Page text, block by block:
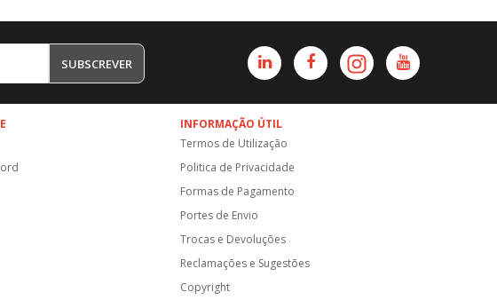
SUBSCREVER
INFORMAÇÃO ÚTIL
Termos de Utilização
Politica de Privacidade
Formas de Pagamento
Portes de Envio
Trocas e Devoluções
Reclamações e Sugestões
Copyright